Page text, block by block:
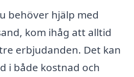
behöver hjälp med
kom ihåg att alltid
erbjudanden. Det kan
i både kostnad och